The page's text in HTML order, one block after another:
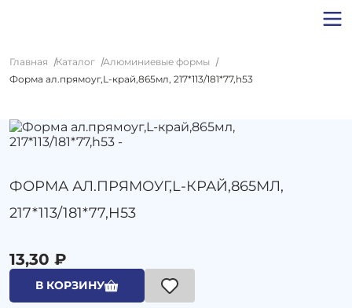
Главная Каталог
Алюминиевые формы
Форма ал.прямоуг,L-край,865мл, 217*113/181*77,h53
ФОРМА АЛ.ПРЯМОУГ,L-КРАЙ,865МЛ,
217*113/181*77,H53
13,30 ₽
В КОРЗИНУ